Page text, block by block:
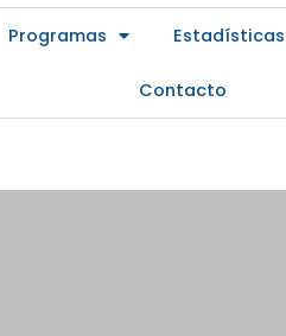
Programas Estadísticas
Contacto